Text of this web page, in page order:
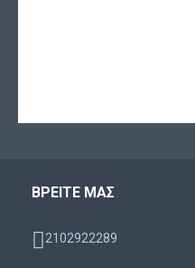
ΒΡΕΙΤΕ ΜΑΣ
2102922289